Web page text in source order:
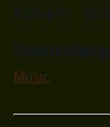
9:30 p.m. -
Music